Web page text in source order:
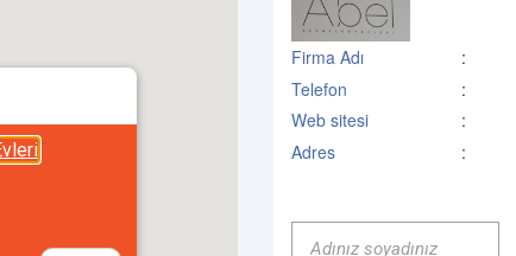
Firma Adı :
Telefon :
Web sitesi
:
Adres :